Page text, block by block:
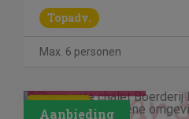
Topadv.
Max. 6 personen
Previous
€1605